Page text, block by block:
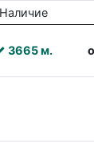
Наличие
3665 м.